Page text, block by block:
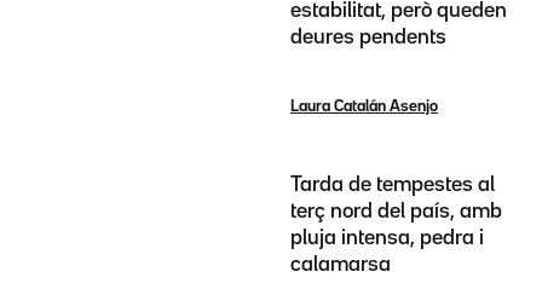
estabilitat, però queden
deures pendents
Laura Catalán Asenjo
Tarda de tempestes al
terç nord del país, amb
pluja intensa, pedra i
calamarsa